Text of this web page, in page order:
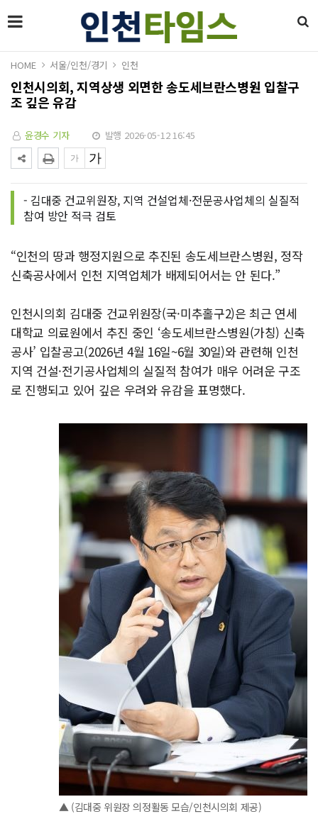
HOME 서울/인천/경기 인천
인천시의회, 지역상생 외면한 송도세브란스병원 입찰구
조 깊은 유감
윤경수 기자 발행 2026-05-12 16:45
- 김대중 건교위원장, 지역 건설업체·전문공사업체의 실질적
참여 방안 적극 검토
“인천의 땅과 행정지원으로 추진된 송도세브란스병원, 정작
신축공사에서 인천 지역업체가 배제되어서는 안 된다.”
인천시의회 김대중 건교위원장(국·미추홀구2)은 최근 연세
대학교 의료원에서 추진 중인 ‘송도세브란스병원(가칭) 신축
공사’ 입찰공고(2026년 4월 16일~6월 30일)와 관련해 인천
지역 건설·전기공사업체의 실질적 참여가 매우 어려운 구조
로 진행되고 있어 깊은 우려와 유감을 표명했다.
▲ (김대중 위원장 의정활동 모습/인천시의회 제공)